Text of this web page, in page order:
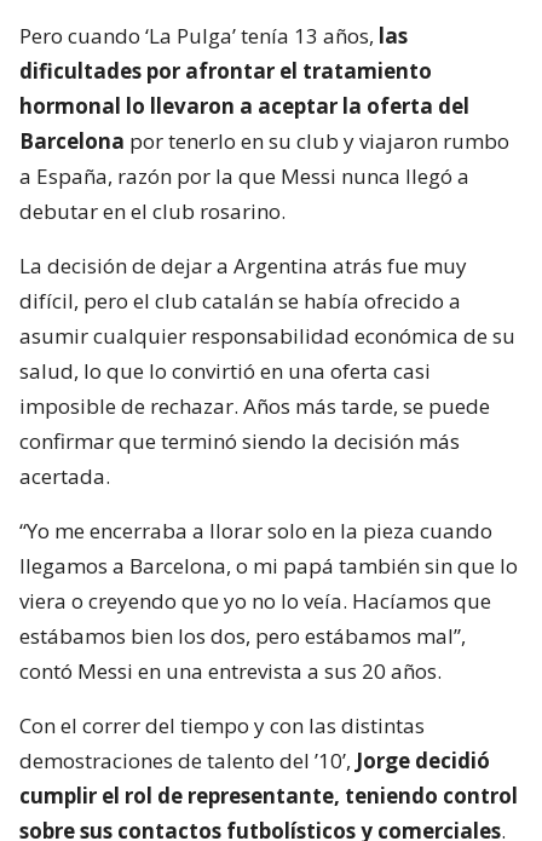
Pero cuando ‘La Pulga’ tenía 13 años, las
dificultades por afrontar el tratamiento
hormonal lo llevaron a aceptar la oferta del
Barcelona por tenerlo en su club y viajaron rumbo
a España, razón por la que Messi nunca llegó a
debutar en el club rosarino.
La decisión de dejar a Argentina atrás fue muy
difícil, pero el club catalán se había ofrecido a
asumir cualquier responsabilidad económica de su
salud, lo que lo convirtió en una oferta casi
imposible de rechazar. Años más tarde, se puede
confirmar que terminó siendo la decisión más
acertada.
“Yo me encerraba a llorar solo en la pieza cuando
llegamos a Barcelona, o mi papá también sin que lo
viera o creyendo que yo no lo veía. Hacíamos que
estábamos bien los dos, pero estábamos mal”,
contó Messi en una entrevista a sus 20 años.
Con el correr del tiempo y con las distintas
demostraciones de talento del ’10’, Jorge decidió
cumplir el rol de representante, teniendo control
sobre sus contactos futbolísticos y comerciales.